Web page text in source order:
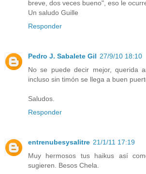
breve, dos veces bueno", eso le
Un saludo Guille
Responder
Pedro J. Sabalete Gil 27/9/10 18:10
No se puede decir mejor, querida
incluso sin timón se llega a buen
Saludos.
Responder
entrenubesysalitre 21/1/11 17:19
Muy hermosos tus haikus así
sugieren. Besos Chela.